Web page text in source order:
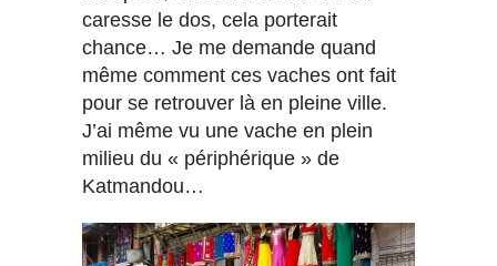
caresse le dos, cela porterait
chance… Je me demande quand
même comment ces vaches ont fait
pour se retrouver là en pleine ville.
J’ai même vu une vache en plein
milieu du « périphérique » de
Katmandou…